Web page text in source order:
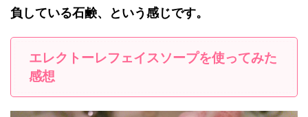
負している石鹸、という感じです。
エレクトーレフェイスソープを使ってみた
感想